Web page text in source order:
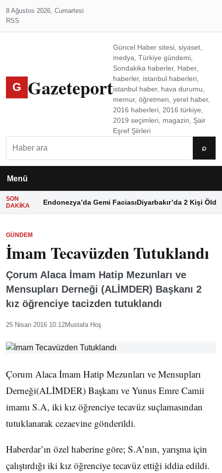
8 Ağustos 2026, Cumartesi
RSS
G Gazeteport
Güncel Haber sitesi, siyaset,
medya, Türkiye gündemi,
Sondakika haberler, Haber,
haberler, istanbul haberleri,
istanbul haber, hava durumu,
memur, öğretmen, yerel haber,
2016 haberleri, 2016 türkiye,
2019 seçimleri, magazin, Şair
Eşref Şiirleri
⌕
Menü
SON
DAKIKA
Endonezya’da Gemi FaciasıDiyarbakır’da 2 Kişi Öldü
GÜNDEM
İmam Tecavüzden Tutuklandı
Çorum Alaca İmam Hatip Mezunları ve
Mensupları Derneği (ALİMDER) Başkanı 2
kız öğrenciye tacizden tutuklandı
25 Nisan 2016 10:12Mustafa Hoş
Çorum Alaca İmam Hatip Mezunları ve Mensupları
Derneği(ALİMDER) Başkanı ve Yunus Emre Camii
imamı S.A, iki kız öğrenciye tecavüz suçlamasından
tutuklanarak cezaevine gönderildi.
Haberdar’ın özel haberine göre; S.A’nın, yarışma için
çalıştırdığı iki kız öğrenciye tecavüz ettiği iddia edildi.